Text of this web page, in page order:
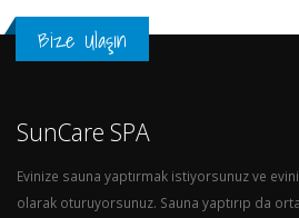
Bize Ulaşın
SunCare SPA
Evinize sauna yaptırmak istiyorsunuz ve
olarak oturuyorsunuz. Sauna yaptırıp da